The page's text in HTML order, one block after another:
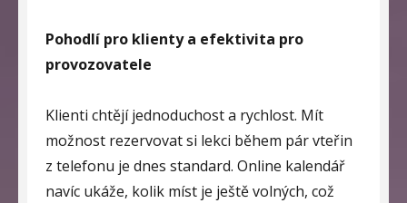
Pohodlí pro klienty a efektivita pro
provozovatele
Klienti chtějí jednoduchost a rychlost. Mít
možnost rezervovat si lekci během pár vteřin
z telefonu je dnes standard. Online kalendář
navíc ukáže, kolik míst je ještě volných, což